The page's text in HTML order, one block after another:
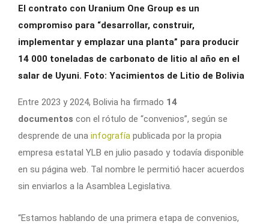
El contrato con Uranium One Group es un
compromiso para “desarrollar, construir,
implementar y emplazar una planta” para producir
14 000 toneladas de carbonato de litio al año en el
salar de Uyuni. Foto: Yacimientos de Litio de Bolivia
Entre 2023 y 2024, Bolivia ha firmado 14
documentos con el rótulo de “convenios”, según se
desprende de una infografía publicada por la propia
empresa estatal YLB en julio pasado y todavía disponible
en su página web. Tal nombre le permitió hacer acuerdos
sin enviarlos a la Asamblea Legislativa.
“Estamos hablando de una primera etapa de convenios,